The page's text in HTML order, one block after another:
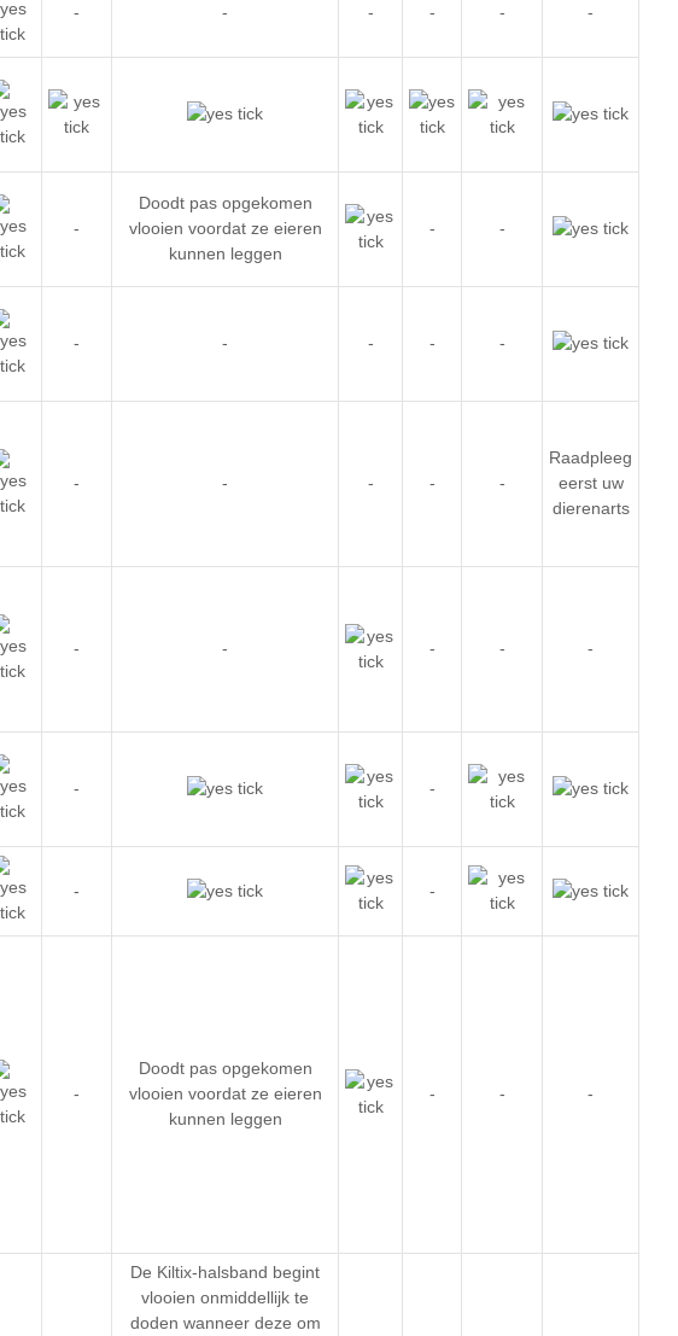
- - - - - -
-
Doodt pas opgekomen
vlooien voordat ze eieren
kunnen leggen
- -
- - - - -
- - - - -
Raadpleeg
eerst uw
dierenarts
- - - - -
- -
- -
-
Doodt pas opgekomen
vlooien voordat ze eieren
kunnen leggen
- - -
De Kiltix-halsband begint
vlooien onmiddellijk te
doden wanneer deze om